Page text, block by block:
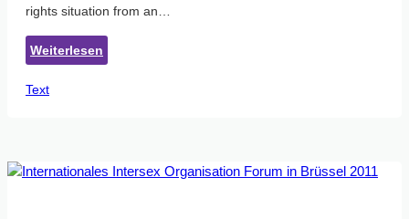
expression
rights situation from an…
Weiterlesen
ANNUAL
RIGHTS
Text